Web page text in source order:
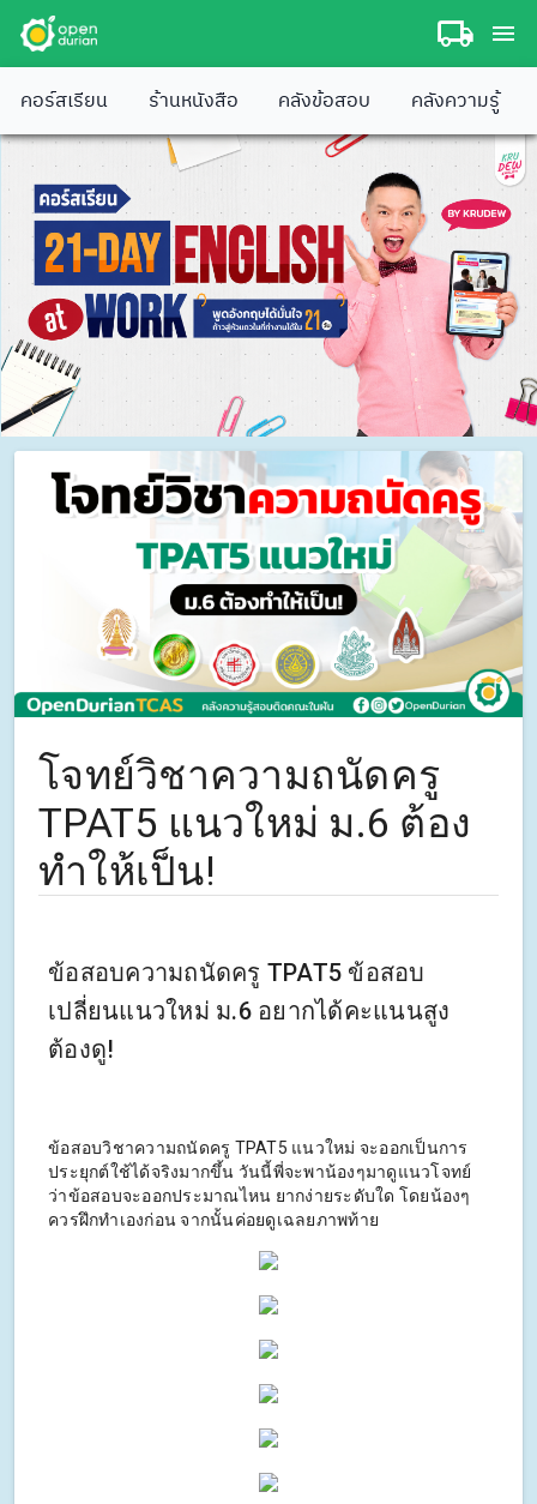
คอร์สเรียน ร้านหนังสือ คลังข้อสอบ คลังความรู้
โจทย์วิชาความถนัดครู
TPAT5 แนวใหม่ ม.6 ต้อง
ทำให้เป็น!
ข้อสอบความถนัดครู TPAT5 ข้อสอบ
เปลี่ยนแนวใหม่ ม.6 อยากได้คะแนนสูง
ต้องดู!
ข้อสอบวิชาความถนัดครู TPAT5 แนวใหม่ จะออกเป็นการ
ประยุกต์ใช้ได้จริงมากขึ้น วันนี้พี่จะพาน้องๆมาดูแนวโจทย์
ว่าข้อสอบจะออกประมาณไหน ยากง่ายระดับใด โดยน้องๆ
ควรฝึกทำเองก่อน จากนั้นค่อยดูเฉลยภาพท้าย